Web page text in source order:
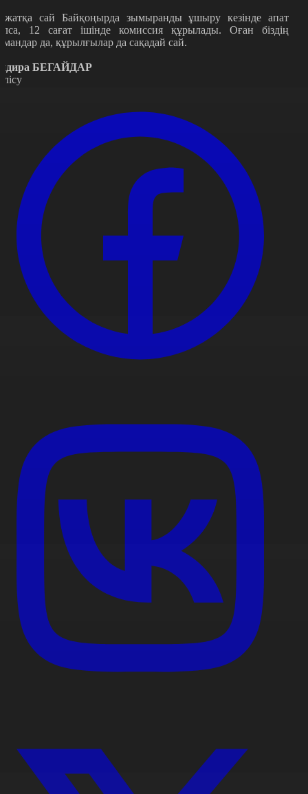
сай Байқоңырда зымыранды ұшыру кезінде апат
12 сағат ішінде комиссия құрылады. Оған біздің
да, құрылғылар да сақадай сай.
БЕГАЙДАР